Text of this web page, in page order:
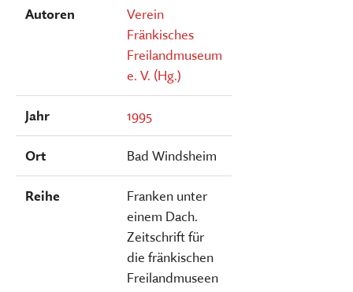
Autoren
Verein
Fränkisches
Freilandmuseum
e. V. (Hg.)
Jahr 1995
Ort Bad Windsheim
Reihe
Franken unter
einem Dach.
Zeitschrift für
die fränkischen
Freilandmuseen